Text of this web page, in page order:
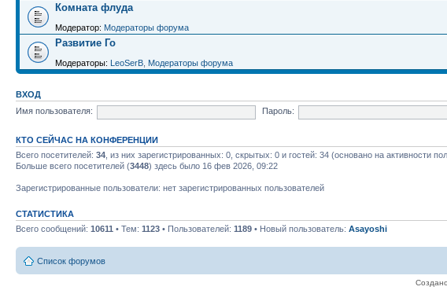
Комната флуда
Модератор: Модераторы форума
Развитие Го
Модераторы: LeoSerB Модераторы форума
ВХОД
Имя пользователя:
Пароль:
КТО СЕЙЧАС НА КОНФЕРЕНЦИИ
Всего посетителей: 34 , из них зарегистрированных: 0, скрытых: 0 и гостей: 34 (основано на активности
Больше всего посетителей (3448) здесь было 16 фев 2026, 09:22
Зарегистрированные пользователи: нет зарегистрированных пользователей
СТАТИСТИКА
Всего сообщений: 10611 • Тем: 1123 • Пользователей: 1189 • Новый пользователь: Asayoshi
Список форумов